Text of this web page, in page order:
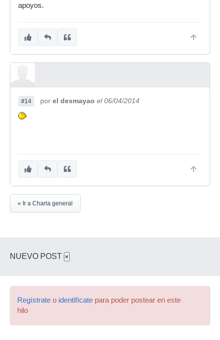
apoyos.
#14 por el desmayao el 06/04/2014
« Ir a Charla general
NUEVO POST ×
Regístrate o identifícate para poder postear en este
hilo